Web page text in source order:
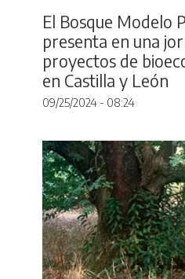
El Bosque Modelo
presenta en una
proyectos de
en Castilla y León
09/25/2024 - 08:24